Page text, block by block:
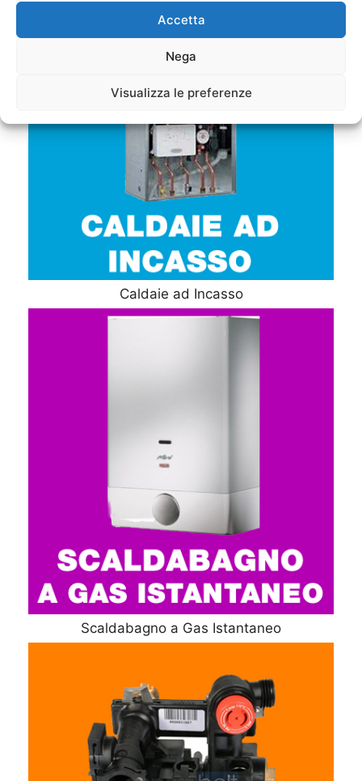
Accetta
Nega
Visualizza le preferenze
Caldaie ad Incasso
Scaldabagno a Gas Istantaneo